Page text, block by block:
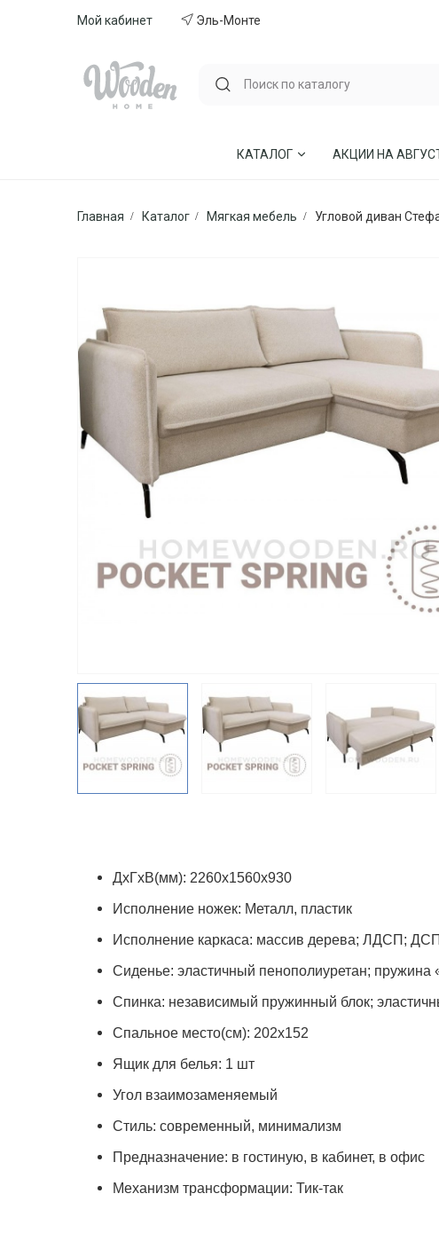
Мой кабинет Эль-Монте
КАТАЛОГ
СТОЛЫ ОБЕДЕННЫЕ ДЕТСКИЕ
АКЦИИ НА
Главная Каталог Мягкая мебель Угловой диван
ДхГхВ(мм): 2260х1560х930
Исполнение ножек: Металл, пластик
Исполнение каркаса: массив дерева; ЛДСП;
Сиденье: эластичный пенополиуретан;
Спинка: независимый пружинный блок;
Спальное место(см): 202х152
Ящик для белья: 1 шт
Угол взаимозаменяемый
Стиль: современный, минимализм
Предназначение: в гостиную, в кабинет, в офис
Механизм трансформации: Тик-так